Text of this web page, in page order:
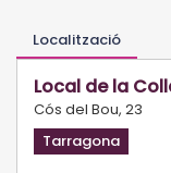
Localització
Local de la
Cós del Bou, 23
Tarragona